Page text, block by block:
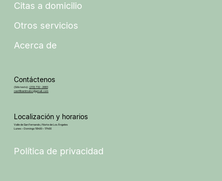
Localización y horarios
Valle de San Fernando / Norte de Los Ángeles
Lunes – Domingo 10h00 – 17h00
Política de privacidad
Contáctenos
(Sólo texto): (213) 732 - 2683
castilloanimalvc@gmail.com
Citas a domicilio
Otros servicios
Acerca de